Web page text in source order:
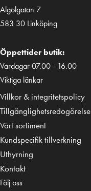
Algolgatan 7
583 30 Linköping
Öppettider butik:
Vardagar 07.00 - 16.00
Viktiga länkar
Villkor & integritetspolicy
Tillgänglighetsredogörelse
Vårt sortiment
Kundspecifik tillverkning
Uthyrning
Kontakt
Följ oss